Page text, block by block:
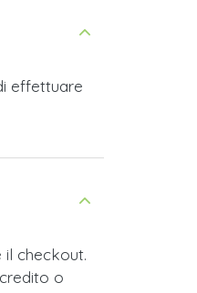
effettuare
il checkout.
o